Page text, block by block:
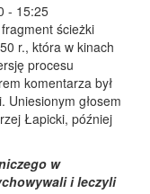
- 15:25
ścieżki
r., która w kinach
procesu
komentarza był
Uniesionym głosem
Łapicki, później
w
i leczyli